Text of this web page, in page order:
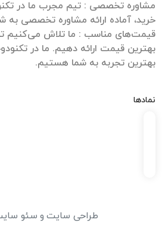
مشاوره تخصصی : تیم مجرب ما در
قیمت‌های مناسب : ما تلاش می‌کنیم تا
بهترین قیمت ارائه دهیم. ما در
بهترین تجربه به شما هستیم.
نمادها
طراحی سایت و سئو